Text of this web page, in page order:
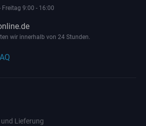
Freitag 9:00 - 16:00
wir innerhalb von 24 Stunden.
Lieferung